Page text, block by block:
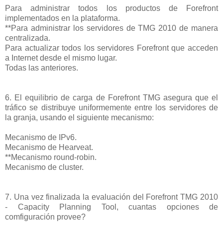
Para administrar todos los productos de Forefront
implementados en la plataforma.
**Para administrar los servidores de TMG 2010 de manera
centralizada.
Para actualizar todos los servidores Forefront que acceden
a Internet desde el mismo lugar.
Todas las anteriores.
6. El equilibrio de carga de Forefront TMG asegura que el
tráfico se distribuye uniformemente entre los servidores de
la granja, usando el siguiente mecanismo:
Mecanismo de IPv6.
Mecanismo de Hearveat.
**Mecanismo round-robin.
Mecanismo de cluster.
7. Una vez finalizada la evaluación del Forefront TMG 2010
- Capacity Planning Tool, cuantas opciones de
comfiguración provee?